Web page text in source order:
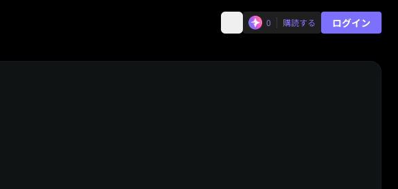
0 購読する ログイン